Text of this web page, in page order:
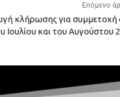
Επόμενο
κλήρωσης για συμμετοχή
Ιουλίου και του Αυγούστου